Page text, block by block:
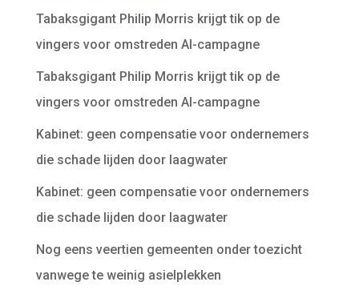
Tabaksgigant Philip Morris krijgt tik op de
vingers voor omstreden AI-campagne
Tabaksgigant Philip Morris krijgt tik op de
vingers voor omstreden AI-campagne
Kabinet: geen compensatie voor ondernemers
die schade lijden door laagwater
Kabinet: geen compensatie voor ondernemers
die schade lijden door laagwater
Nog eens veertien gemeenten onder toezicht
vanwege te weinig asielplekken